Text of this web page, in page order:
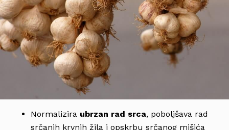
Normalizira ubrzan rad srca, poboljšava rad
srčanih krvnih žila i opskrbu srčanog mišića